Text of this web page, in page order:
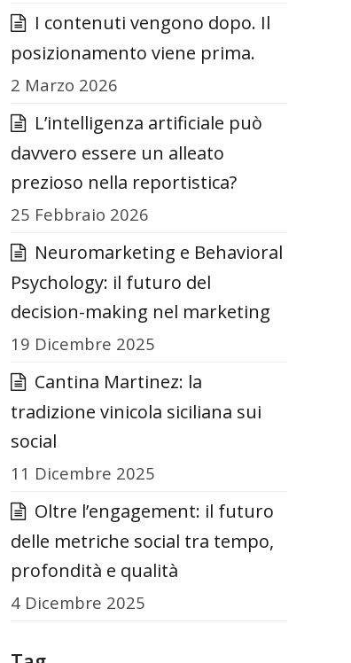
I contenuti vengono dopo. Il
posizionamento viene prima.
2 Marzo 2026
L’intelligenza artificiale può
davvero essere un alleato
prezioso nella reportistica?
25 Febbraio 2026
Neuromarketing e Behavioral
Psychology: il futuro del
decision-making nel marketing
19 Dicembre 2025
Cantina Martinez: la
tradizione vinicola siciliana sui
social
11 Dicembre 2025
Oltre l’engagement: il futuro
delle metriche social tra tempo,
profondità e qualità
4 Dicembre 2025